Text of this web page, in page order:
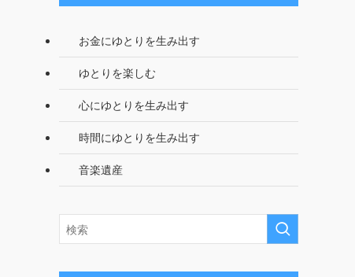
お金にゆとりを生み出す
ゆとりを楽しむ
心にゆとりを生み出す
時間にゆとりを生み出す
音楽遺産